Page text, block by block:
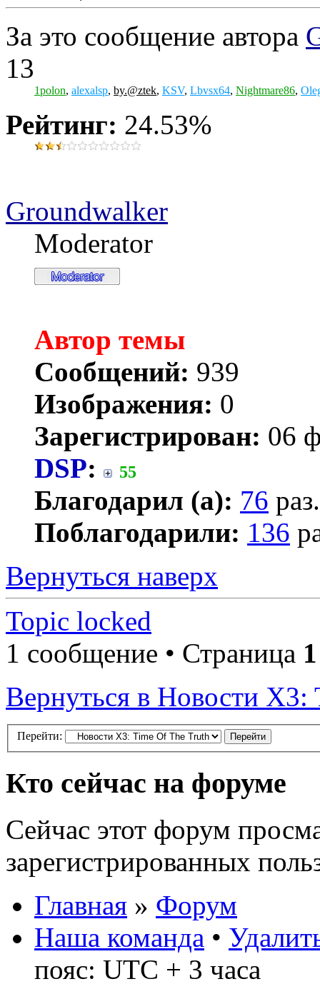
За это сообщение автора
13
1polon, alexalsp, by.@ztek, KSV, Lbvsx64, Nightmare86,
Рейтинг: 24.53%
Groundwalker
Moderator
Автор темы
Сообщений: 939
Изображения: 0
Зарегистрирован: 06
DSP: 55
Благодарил (а): 76 раз.
Поблагодарили: 136
Вернуться наверх
Topic locked
1 сообщение • Страница 1
Вернуться в Новости
Перейти:
Кто сейчас на форуме
Сейчас этот форум
зарегистрированных
Главная » Форум
Наша команда •
пояс: UTC + 3 часа